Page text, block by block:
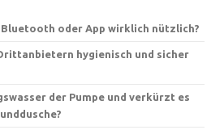
Bluetooth oder App wirklich nützlich?
hygienisch und sicher
der Pumpe und verkürzt es